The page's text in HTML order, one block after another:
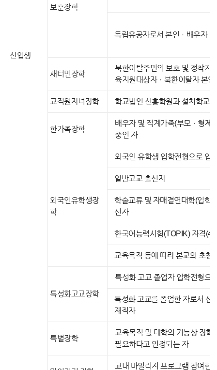
신입생
보훈장학
독립유공자로서 본인ㆍ배우자ㆍ
새터민장학
북한이탈주민의 보호 및 정착지
육지원대상자ㆍ북한이탈자 본인
교직원자녀장학 학교법인 신흥학원과 설치학교
한가족장학
배우자 및 직계가족(부모ㆍ형제
중인 자
외국인유학생장
학
외국인 유학생 입학전형으로 입
일반고교 출신자
학술교류 및 자매결연대학(입학
신자
한국어능력시험(TOPIK) 자격(4
교육목적 등에 따라 본교의 초청
특성화고교장학
특성화 고교 졸업자 입학전형으
특성화 고교를 졸업한 자로서 산
재직자
특별장학
교육목적 및 대학의 기능상 장학
필요하다고 인정되는 자
교내 마일리지 프로그램 참여한